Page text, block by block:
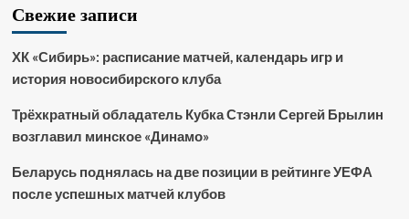
Свежие записи
ХК «Сибирь»: расписание матчей, календарь игр и
история новосибирского клуба
Трёхкратный обладатель Кубка Стэнли Сергей Брылин
возглавил минское «Динамо»
Беларусь поднялась на две позиции в рейтинге УЕФА
после успешных матчей клубов